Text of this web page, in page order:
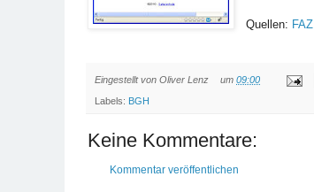
Quellen: FAZ
Eingestellt von Oliver Lenz um 09:00
Labels: BGH
Keine Kommentare:
Kommentar veröffentlichen